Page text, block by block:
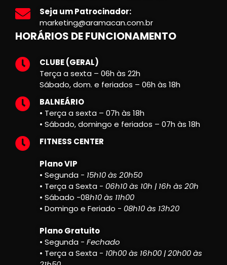
Seja um Patrocinador:
marketing@aramacan.com.br
HORÁRIOS DE FUNCIONAMENTO
CLUBE (GERAL)
Terça a sexta – 06h às 22h
Sábado, dom. e feriados – 06h às 18h
BALNEÁRIO
• Terça a sexta – 07h às 18h
• Sábado, domingo e feriados – 07h às 18h
FITNESS CENTER
Plano VIP
• Segunda - 15h10 às 20h50
• Terça a Sexta - 06h10 às 10h | 16h às 20h
• Sábado -08h10 às 11h00
• Domingo e Feriado - 08h10 às 13h20
Plano Gratuito
• Segunda - Fechado
• Terça a Sexta - 10h00 às 16h00 | 20h00 às